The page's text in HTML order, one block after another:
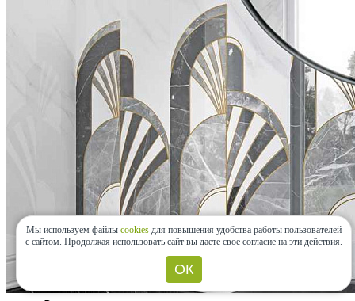
Мы используем файлы cookies для повышения удобства работы пользователей
с сайтом. Продолжая использовать сайт вы даете свое согласие на эти действия.
ОК